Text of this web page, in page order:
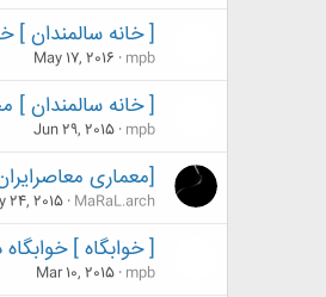
[ خانه سالمندان ]
mpb
May 17, 2016
[ خانه سالمندان ]
mpb
Jun 29, 2015
[معماری
MaRaL.arch
24, 2015
[ خوابگاه ]
mpb
Mar 10, 2015